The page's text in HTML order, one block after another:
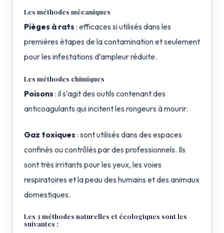
Les méthodes mécaniques
Pièges à rats : efficaces si utilisés dans les
premières étapes de la contamination et seulement
pour les infestations d’ampleur réduite.
Les méthodes chimiques
Poisons : il s’agit des outils contenant des
anticoagulants qui incitent les rongeurs à mourir.
Gaz toxiques : sont utilisés dans des espaces
confinés ou contrôlés par des professionnels. Ils
sont très irritants pour les yeux, les voies
respiratoires et la peau des humains et des animaux
domestiques.
Les 3 méthodes naturelles et écologiques sont les
suivantes :